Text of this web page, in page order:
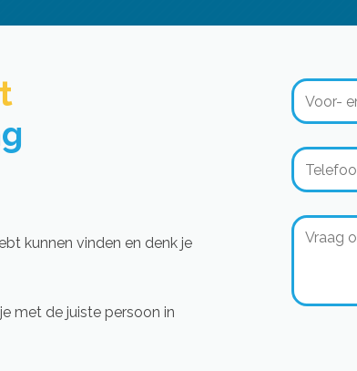
kunnen vinden en denk je
met de juiste persoon in